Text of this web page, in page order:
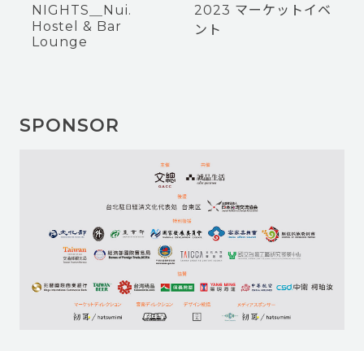
NIGHTS＿Nui.
Hostel & Bar
Lounge
2023 マーケットイベ
ント
SPONSOR